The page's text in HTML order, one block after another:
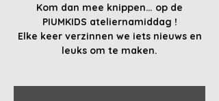
Kom dan mee knippen… op de
PIUMKIDS ateliernamiddag !
Elke keer verzinnen we iets nieuws en
leuks om te maken.